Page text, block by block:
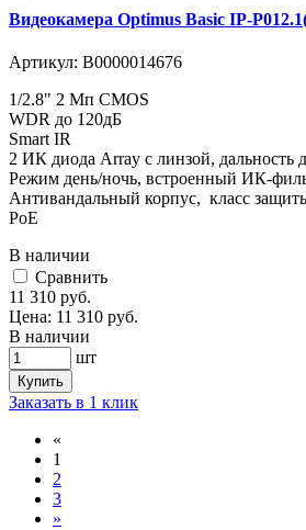
Видеокамера Optimus Basic IP-
Артикул: В0000014676
1/2.8" 2 Мп CMOS
WDR до 120дБ
Smart IR
2 ИК диода Array с линзой, дальность
Режим день/ночь, встроенный ИК-
Антивандальный корпус, класс
PoE
В наличии
Cравнить
11 310 руб.
Цена: 11 310 руб.
В наличии
шт
Купить
Заказать в 1 клик
«
1
2
3
»